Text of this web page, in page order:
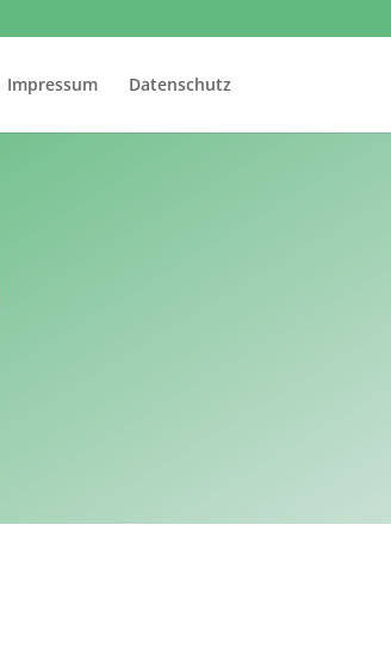
Impressum Datenschutz